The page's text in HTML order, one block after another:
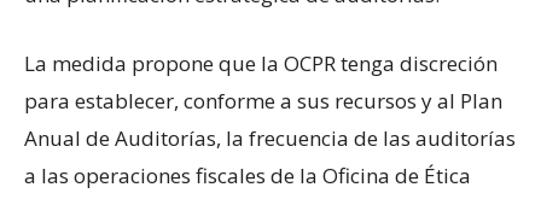
La medida propone que la OCPR tenga discreción
para establecer, conforme a sus recursos y al Plan
Anual de Auditorías, la frecuencia de las auditorías
a las operaciones fiscales de la Oficina de Ética